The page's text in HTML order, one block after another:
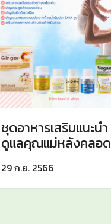
ชุดอาหารเสริมแนะนำ
ดูแลคุณแม่หลังคลอด
29 ก.ย. 2566